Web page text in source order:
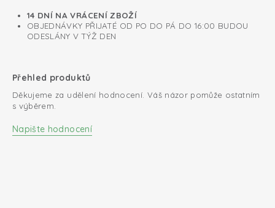
14 DNÍ NA VRÁCENÍ ZBOŽÍ
OBJEDNÁVKY PŘIJATÉ OD PO DO PÁ DO 16:00 BUDOU
ODESLÁNY V TÝŽ DEN
Přehled produktů
Děkujeme za udělení hodnocení. Váš názor pomůže ostatním
s výběrem.
Napište hodnocení